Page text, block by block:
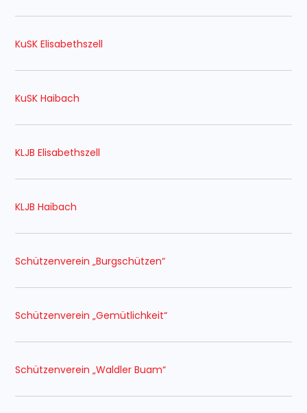
KuSK Elisabethszell
KuSK Haibach
KLJB Elisabethszell
KLJB Haibach
Schützenverein „Burgschützen“
Schützenverein „Gemütlichkeit“
Schützenverein „Waldler Buam“